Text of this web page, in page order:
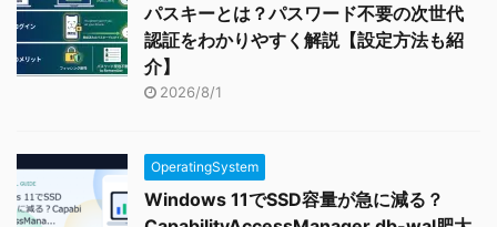
パスキーとは？パスワード不要の次世代
認証をわかりやすく解説【設定方法も紹
介】
2026/8/1
OperatingSystem
Windows 11でSSD容量が急に減る？